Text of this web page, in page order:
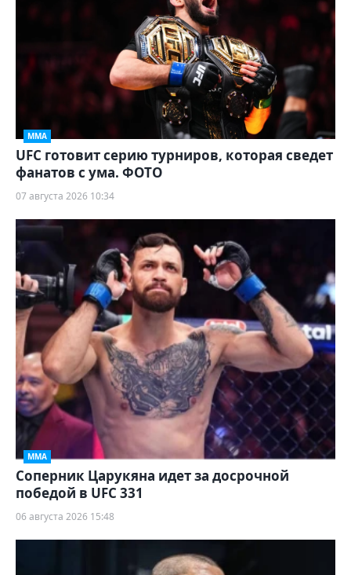
ММА
UFC готовит серию турниров, которая сведет
фанатов с ума. ФОТО
07 августа 2026 10:34
ММА
Соперник Царукяна идет за досрочной
победой в UFC 331
06 августа 2026 15:48